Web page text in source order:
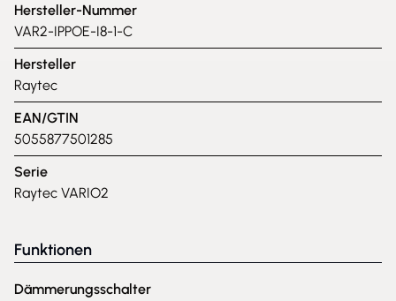
Hersteller-Nummer
VAR2-IPPOE-I8-1-C
Hersteller
Raytec
EAN/GTIN
5055877501285
Serie
Raytec VARIO2
Funktionen
Dämmerungsschalter